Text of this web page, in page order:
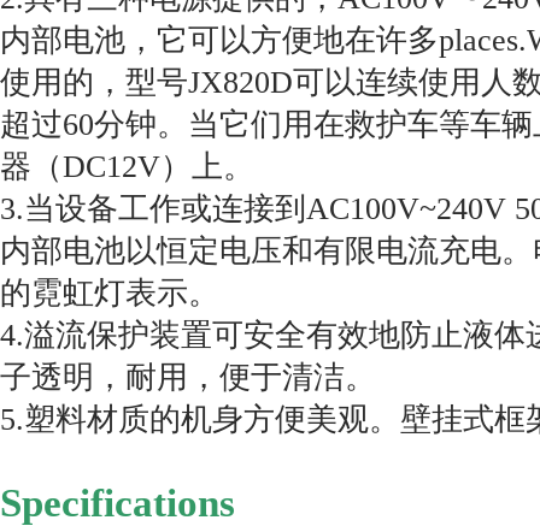
内部电池，它可以方便地在许多
使用的，型号JX820D可以连续使用人
超过60分钟。当它们用在救护车等车
器（DC12V）上。
3.当设备工作或连接到AC100V~240V
内部电池以恒定电压和有限电流充电
的霓虹灯表示。
4.溢流保护装置可安全有效地防止液
子透明，耐用，便于清洁。
5.塑料材质的机身方便美观。壁挂式框
Specifications